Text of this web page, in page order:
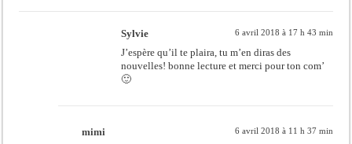
Sylvie 6 avril 2018 à 17 h 43 min
J’espère qu’il te plaira, tu m’en diras des
nouvelles! bonne lecture et merci pour ton com’
🙂
mimi 6 avril 2018 à 11 h 37 min